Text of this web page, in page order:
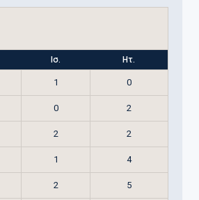
Ισ. Ητ.
1 0
0 2
2 2
1 4
2 5